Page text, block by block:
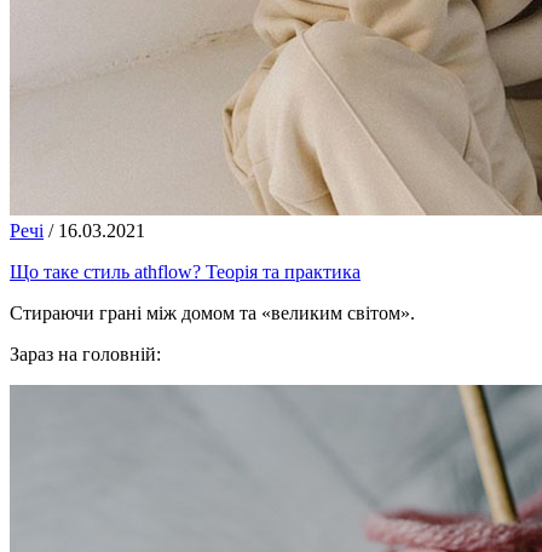
Речі / 16.03.2021
Що таке стиль athflow? Теорія та практика
Стираючи грані між домом та «великим світом».
Зараз на головній: